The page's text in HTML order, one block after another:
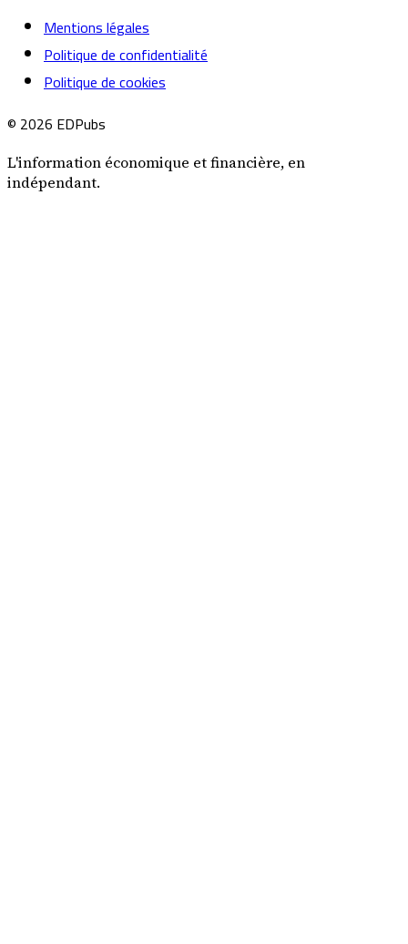
Mentions légales
Politique de confidentialité
Politique de cookies
© 2026 EDPubs
L'information économique et financière, en
indépendant.